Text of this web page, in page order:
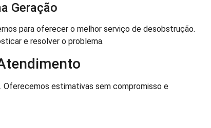
Geração
para oferecer o melhor serviço de desobstrução.
e resolver o problema.
estimativas sem compromisso e